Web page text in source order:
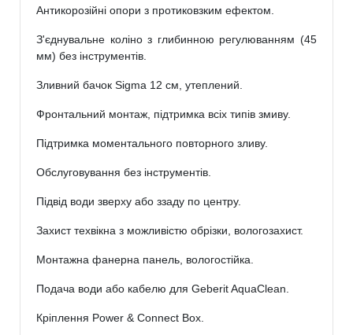
Антикорозійні опори з протиковзким ефектом.
З'єднувальне коліно з глибинною регулюванням (45
мм) без інструментів.
Зливний бачок Sigma 12 см, утеплений.
Фронтальний монтаж, підтримка всіх типів змиву.
Підтримка моментального повторного зливу.
Обслуговування без інструментів.
Підвід води зверху або ззаду по центру.
Захист техвікна з можливістю обрізки, вологозахист.
Монтажна фанерна панель, вологостійка.
Подача води або кабелю для Geberit AquaClean.
Кріплення Power & Connect Box.